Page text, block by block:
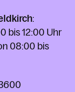
:
bis 12:00 Uhr
08:00 bis